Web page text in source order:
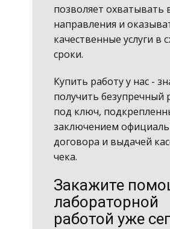
позволяет охватывать
направления и
качественные услуги в
сроки.
Купить работу у нас -
получить безупречный
под ключ,
заключением
договора и выдачей
чека.
Закажите
лабораторной
работой уже